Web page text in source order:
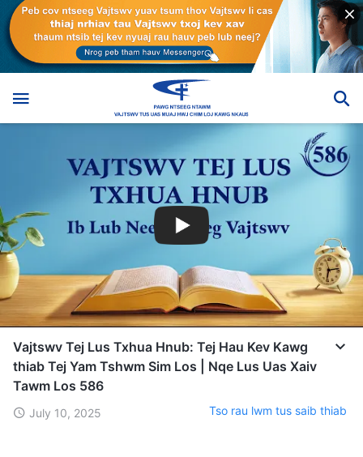
Vajtswv Tej Lus Txhua Hnub: Tej Hau Kev Kawg
thiab Tej Yam Tshwm Sim Los | Nqe Lus Uas Xaiv
Tawm Los 586
July 10, 2025 Tso rau lwm tus saib thiab